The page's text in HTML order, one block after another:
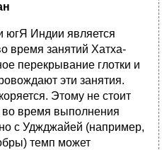
югЯ Индии является
время занятий Хатха-
перекрывание глотки и
эти занятия.
Этому не стоит
во время выполнения
с Уджджайей (например,
темп может